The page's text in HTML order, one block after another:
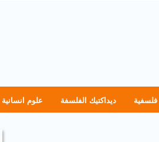
فلسفية ديداكتيك الفلسفة علوم انسانية